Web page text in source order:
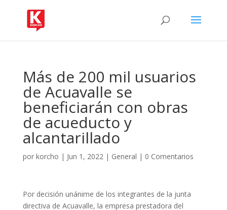
Más de 200 mil usuarios
de Acuavalle se
beneficiarán con obras
de acueducto y
alcantarillado
por korcho | Jun 1, 2022| General | 0 Comentarios
Por decisión unánime de los integrantes de la junta
directiva de Acuavalle, la empresa prestadora del